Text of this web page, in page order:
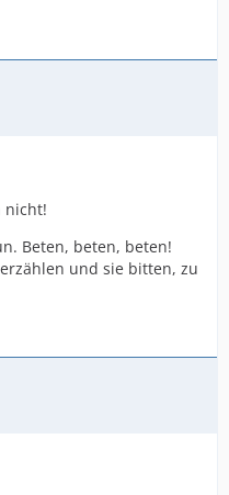
nicht!
Beten, beten, beten!
und sie bitten, zu